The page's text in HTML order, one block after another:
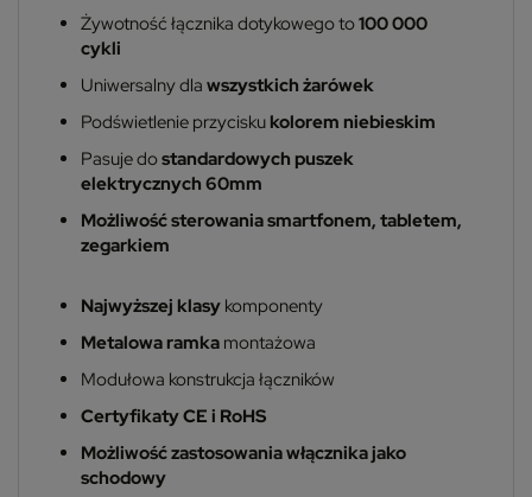
Żywotność łącznika dotykowego to100 000
cykli
Uniwersalny dla wszystkich żarówek
Podświetlenie przycisku kolorem niebieskim
Pasuje dostandardowych puszek
elektrycznych 60mm
Możliwość sterowania smartfonem, tabletem,
zegarkiem
Najwyższej klasy komponenty
Metalowa ramka montażowa
Modułowa konstrukcja łączników
Certyfikaty CE i RoHS
Możliwość zastosowania włącznika jako
schodowy